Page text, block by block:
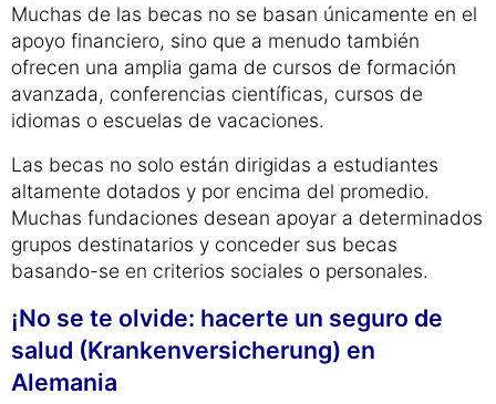
Muchas de las becas no se basan únicamente en el
apoyo financiero, sino que a menudo también
ofrecen una amplia gama de cursos de formación
avanzada, conferencias científicas, cursos de
idiomas o escuelas de vacaciones.
Las becas no solo están dirigidas a estudiantes
altamente dotados y por encima del promedio.
Muchas fundaciones desean apoyar a determinados
grupos destinatarios y conceder sus becas
basando-se en criterios sociales o personales.
¡No se te olvide: hacerte un seguro de
salud (Krankenversicherung) en
Alemania